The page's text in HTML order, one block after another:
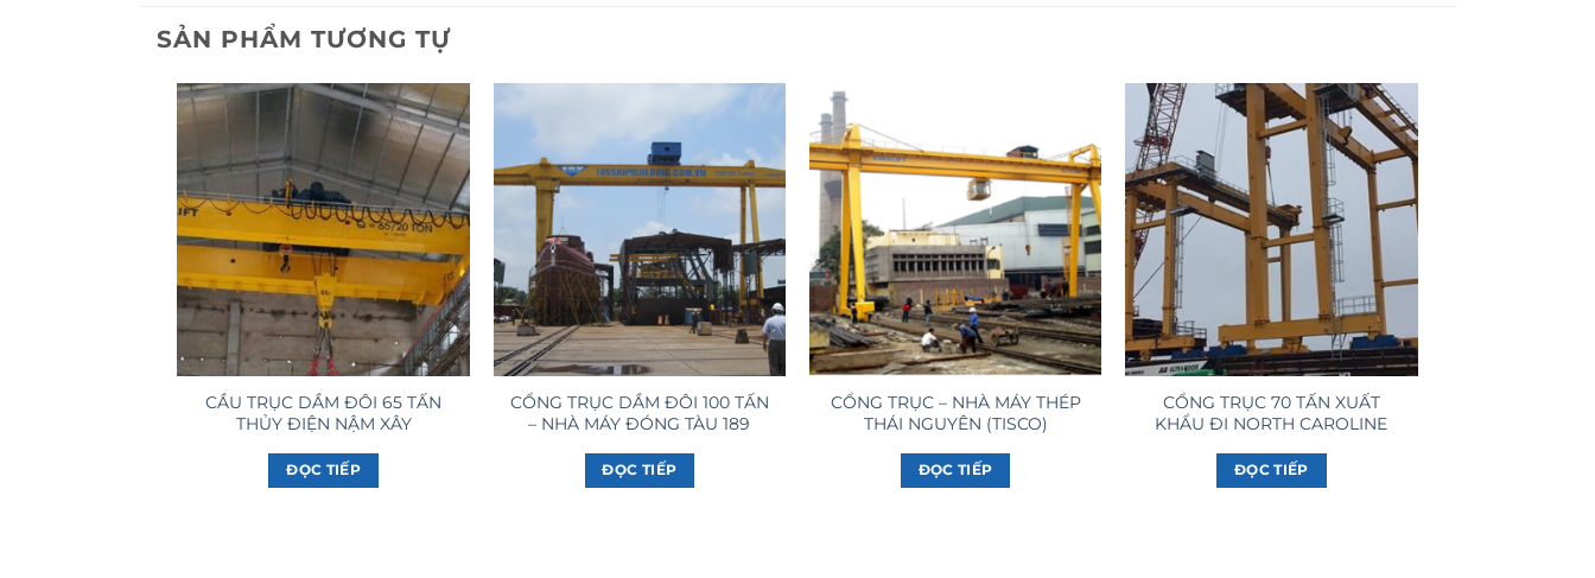
SẢN PHẨM TƯƠNG TỰ
CẦU TRỤC DẦM ĐÔI 65 TẤN
THỦY ĐIỆN NẬM XÂY
ĐỌC TIẾP
CỔNG TRỤC DẦM ĐÔI 100 TẤN
– NHÀ MÁY ĐÓNG TÀU 189
ĐỌC TIẾP
CỔNG TRỤC – NHÀ MÁY THÉP
THÁI NGUYÊN (TISCO)
ĐỌC TIẾP
CỔNG TRỤC 70 TẤN XUẤT
KHẨU ĐI NORTH CAROLINE
ĐỌC TIẾP